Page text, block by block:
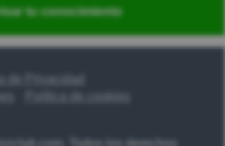
tu conocimiento
हिन्दी 한국어 汉语
de Privacidad
Todos los derechos